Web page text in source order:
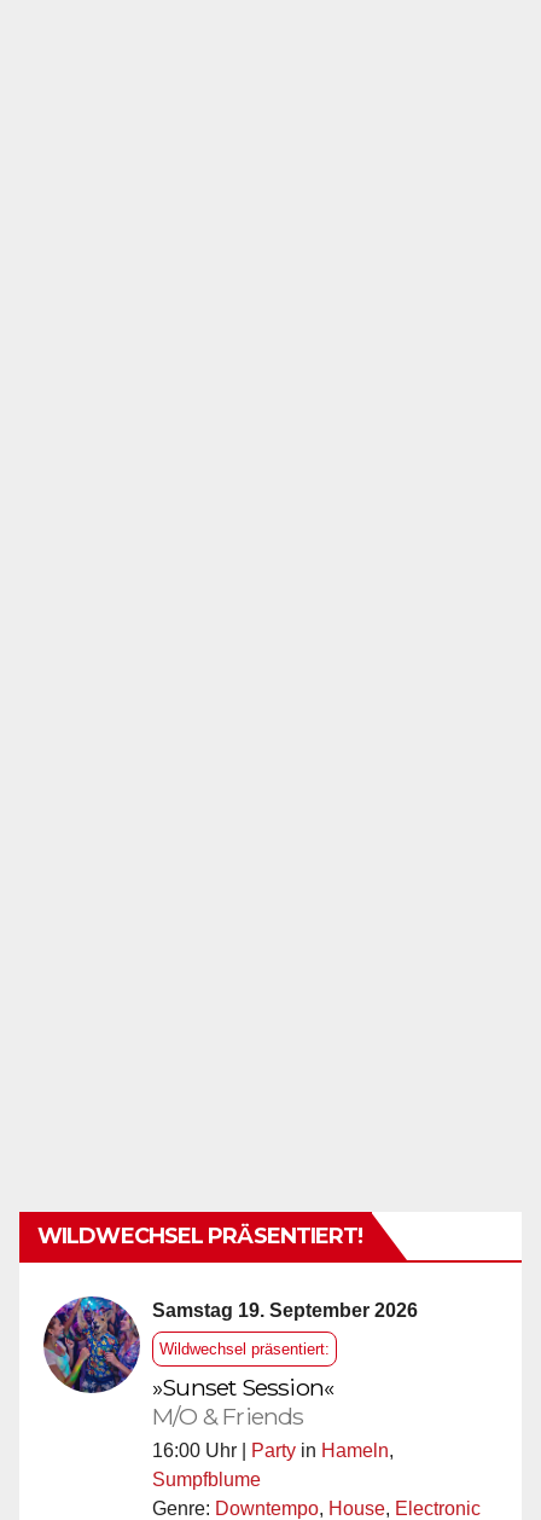
WILDWECHSEL PRÄSENTIERT!
Samstag 19. September 2026
Wildwechsel präsentiert:
»Sunset Session«
M/O & Friends
16:00 Uhr | Party in Hameln,
Sumpfblume
Genre: Downtempo, House, Electronic